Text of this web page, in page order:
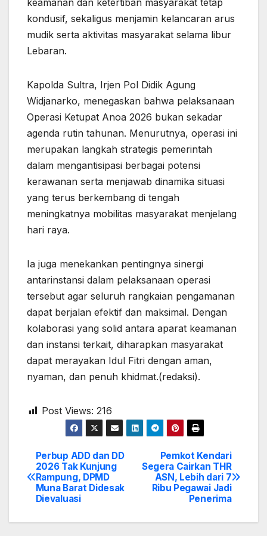
kondusif, sekaligus menjamin kelancaran arus
mudik serta aktivitas masyarakat selama libur
Lebaran.
Kapolda Sultra, Irjen Pol Didik Agung
Widjanarko, menegaskan bahwa pelaksanaan
Operasi Ketupat Anoa 2026 bukan sekadar
agenda rutin tahunan. Menurutnya, operasi ini
merupakan langkah strategis pemerintah
dalam mengantisipasi berbagai potensi
kerawanan serta menjawab dinamika situasi
yang terus berkembang di tengah
meningkatnya mobilitas masyarakat menjelang
hari raya.
Ia juga menekankan pentingnya sinergi
antarinstansi dalam pelaksanaan operasi
tersebut agar seluruh rangkaian pengamanan
dapat berjalan efektif dan maksimal. Dengan
kolaborasi yang solid antara aparat keamanan
dan instansi terkait, diharapkan masyarakat
dapat merayakan Idul Fitri dengan aman,
nyaman, dan penuh khidmat.(redaksi).
Post Views: 216
Post
navigation
Pemkot Kendari
Segera Cairkan THR
ASN, Lebih dari 7
Ribu Pegawai Jadi
Penerima
Perbup ADD dan DD
2026 Tak Kunjung
Rampung, DPMD
Muna Barat Didesak
Dievaluasi